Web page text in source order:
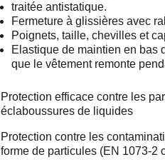
traitée antistatique.
Fermeture à glissières avec
Poignets, taille, chevilles et
Elastique de maintien en bas
que le vêtement remonte
Protection efficace contre les
éclaboussures de liquides
Protection contre les
forme de particules (EN 1073-2